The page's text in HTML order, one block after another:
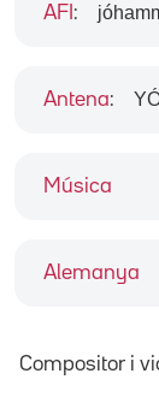
Música
Alemanya
AFI :
Antena:
Compositor i